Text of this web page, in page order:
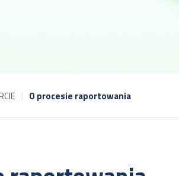
O procesie raportowania